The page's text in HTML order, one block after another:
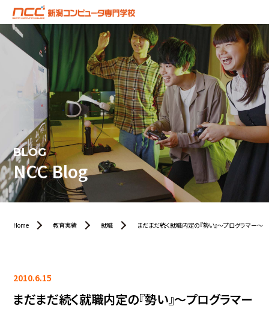
BLOG
NCC Blog
Home 教育実績 就職 まだまだ続く就職内定の『勢い』～プログラマー～
2010.6.15
まだまだ続く就職内定の『勢い』～プログラマー